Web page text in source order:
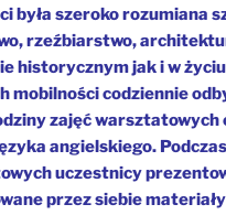
była szeroko rozumiana
rzeźbiarstwo,
historycznym jak i w
mobilności codziennie
zajęć warsztatowych
angielskiego.
uczestnicy
przez siebie